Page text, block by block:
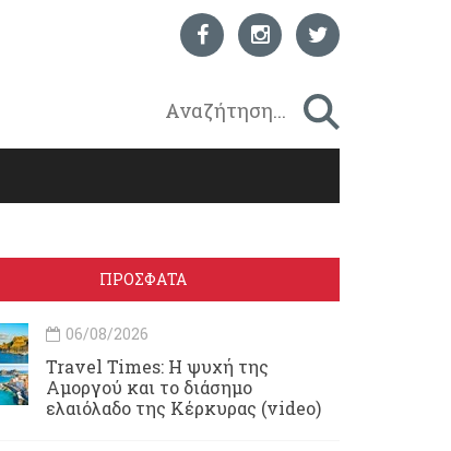
ΠΡΟΣΦΑΤΑ
06/08/2026
Travel Times: H ψυχή της
Αμοργού και το διάσημο
ελαιόλαδο της Κέρκυρας (video)